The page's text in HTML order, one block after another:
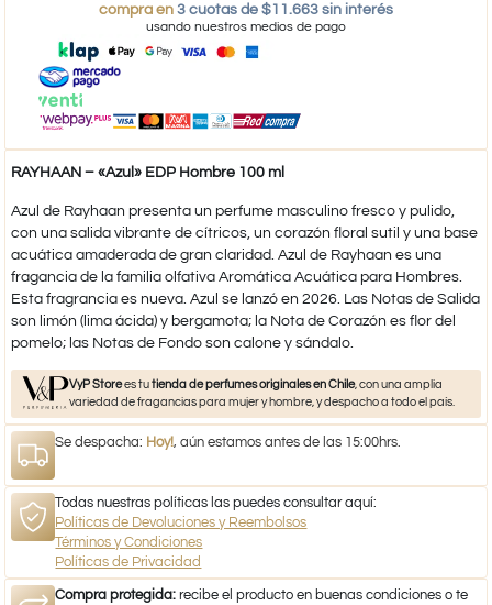
compra en 3 cuotas de $11.663 sin interés
usando nuestros medios de pago
RAYHAAN – «Azul» EDP Hombre 100 ml
Azul de Rayhaan presenta un perfume masculino fresco y pulido,
con una salida vibrante de cítricos, un corazón floral sutil y una base
acuática amaderada de gran claridad. Azul de Rayhaan es una
fragancia de la familia olfativa Aromática Acuática para Hombres.
Esta fragrancia es nueva. Azul se lanzó en 2026. Las Notas de Salida
son limón (lima ácida) y bergamota; la Nota de Corazón es flor del
pomelo; las Notas de Fondo son calone y sándalo.
VyP Storees tutienda de perfumes originales en Chile, con una amplia
variedad de fragancias para mujer y hombre, y despacho a todo el país.
Se despacha: Hoy!, aún estamos antes de las 15:00hrs.
Todas nuestras políticas las puedes consultar aquí:
Políticas de Devoluciones y Reembolsos
Términos y Condiciones
Políticas de Privacidad
Compra protegida: recibe el producto en buenas condiciones o te